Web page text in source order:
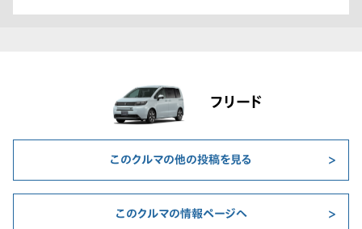
フリード
このクルマの他の投稿を見る
このクルマの情報ページへ